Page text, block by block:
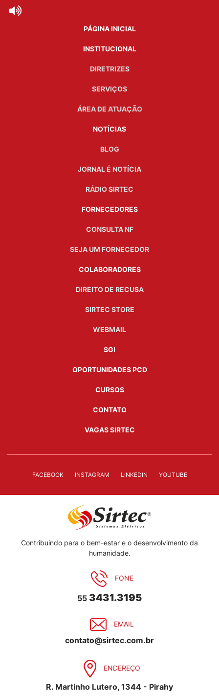
PÁGINA INICIAL
INSTITUCIONAL
DIRETRIZES
SERVIÇOS
ÁREA DE ATUAÇÃO
NOTÍCIAS
BLOG
JORNAL É NOTÍCIA
RÁDIO SIRTEC
FORNECEDORES
CONSULTA NF
SEJA UM FORNECEDOR
COLABORADORES
DIREITO DE RECUSA
SIRTEC STORE
WEBMAIL
SGI
OPORTUNIDADES PCD
CURSOS
CONTATO
VAGAS SIRTEC
FACEBOOK INSTAGRAM LINKEDIN YOUTUBE
Contribuindo para o bem-estar e o desenvolvimento da
humanidade.
FONE
55 3431.3195
EMAIL
contato@sirtec.com.br
ENDEREÇO
R. Martinho Lutero, 1344 - Pirahy